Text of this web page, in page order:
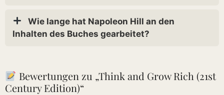
Wie lange hat Napoleon Hill an den
Inhalten des Buches gearbeitet?
Bewertungen zu „Think and Grow Rich (21st
Century Edition)“